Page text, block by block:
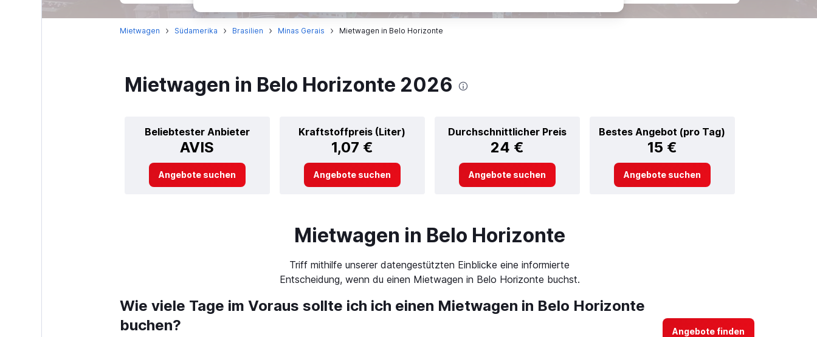
Mietwagen Südamerika Brasilien Minas Gerais Mietwagen in Belo Horizonte
Mietwagen in Belo Horizonte 2026
Beliebtester Anbieter
AVIS
Kraftstoffpreis (Liter)
1,07 €
Durchschnittlicher Preis
24 €
Bestes Angebot (pro Tag)
15 €
Angebote suchen Angebote suchen Angebote suchen Angebote suchen
Mietwagen in Belo Horizonte
Triff mithilfe unserer datengestützten Einblicke eine informierte
Entscheidung, wenn du einen Mietwagen in Belo Horizonte buchst.
Wie viele Tage im Voraus sollte ich ich einen Mietwagen in Belo Horizonte
buchen?
Angebote finden